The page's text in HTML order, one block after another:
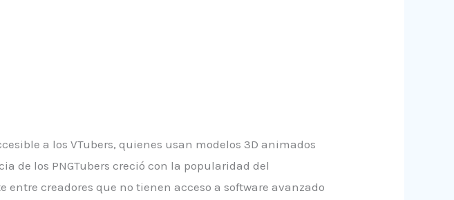
a los VTubers, quienes usan modelos 3D animados
de los PNGTubers creció con la popularidad del
creadores que no tienen acceso a software avanzado